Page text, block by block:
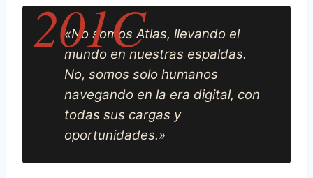
«No somos Atlas, llevando el
mundo en nuestras espaldas.
No, somos solo humanos
navegando en la era digital, con
todas sus cargas y
oportunidades.»